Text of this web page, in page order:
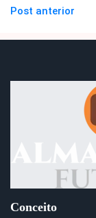
Post anterior
Conceito